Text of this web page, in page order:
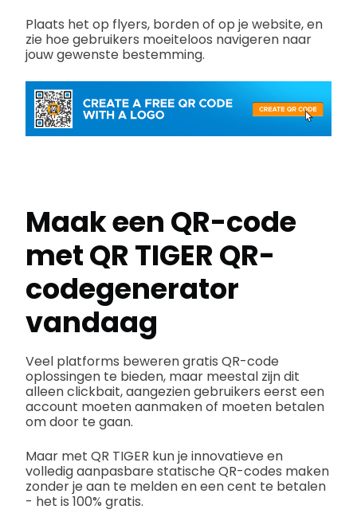
Plaats het op flyers, borden of op je website, en
zie hoe gebruikers moeiteloos navigeren naar
jouw gewenste bestemming.
Maak een QR-code
met QR TIGERQR-
codegenerator
vandaag
Veel platforms beweren gratis QR-code
oplossingen te bieden, maar meestal zijn dit
alleen clickbait, aangezien gebruikers eerst een
account moeten aanmaken of moeten betalen
om door te gaan.
Maar met QR TIGER kun je innovatieve en
volledig aanpasbare statische QR-codes maken
zonder je aan te melden en een cent te betalen
- het is 100% gratis.